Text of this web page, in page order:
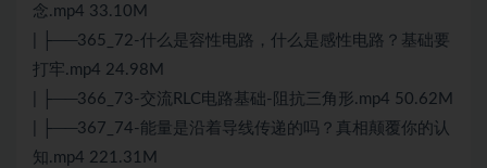
念.mp4 33.10M
| ├──365_72-什么是容性电路，什么是感性电路？基础要
打牢.mp4 24.98M
| ├──366_73-交流RLC电路基础-阻抗三角形.mp4 50.62M
| ├──367_74-能量是沿着导线传递的吗？真相颠覆你的认
知.mp4 221.31M